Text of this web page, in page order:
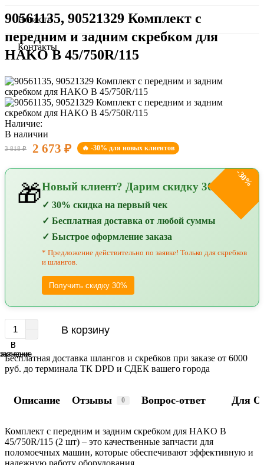
Сертификаты
Оплата и доставка
Новости
Контакты
90561135, 90521329 Комплект с
передним и задним скребком для
HAKO B 45/750R/115
Наличие:
В наличии
3 818 ₽ 2 673 ₽ 🔥 -30% для новых клиентов
-30%
🎁Новый клиент? Дарим скидку 30%!
✓ 30% скидка на первый чек
✓ Бесплатная доставка от любой суммы
✓ Быстрое оформление заказа
* Предложение действительно по заявке! Только для скребков
и шлангов.
Получить скидку 30%
В корзину
В
В
Бесплатная доставка шлангов и скребков при заказе от 6000
руб. до терминала ТК DPD и СДЕК вашего города
Описание Отзывы 0 Вопрос-ответ Для
Комплект с передним и задним скребком для HAKO B
45/750R/115 (2 шт) – это качественные запчасти для
поломоечных машин, которые обеспечивают эффективную и